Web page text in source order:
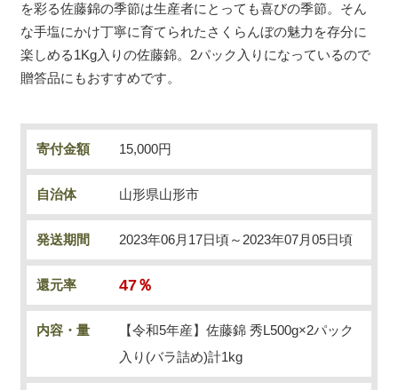
を彩る佐藤錦の季節は生産者にとっても喜びの季節。そん
な手塩にかけ丁寧に育てられたさくらんぼの魅力を存分に
楽しめる1Kg入りの佐藤錦。2パック入りになっているので
贈答品にもおすすめです。
寄付金額 15,000円
自治体 山形県山形市
発送期間 2023年06月17日頃～2023年07月05日頃
還元率 47％
内容・量
【令和5年産】佐藤錦 秀L500g×2パック
入り(バラ詰め)計1kg